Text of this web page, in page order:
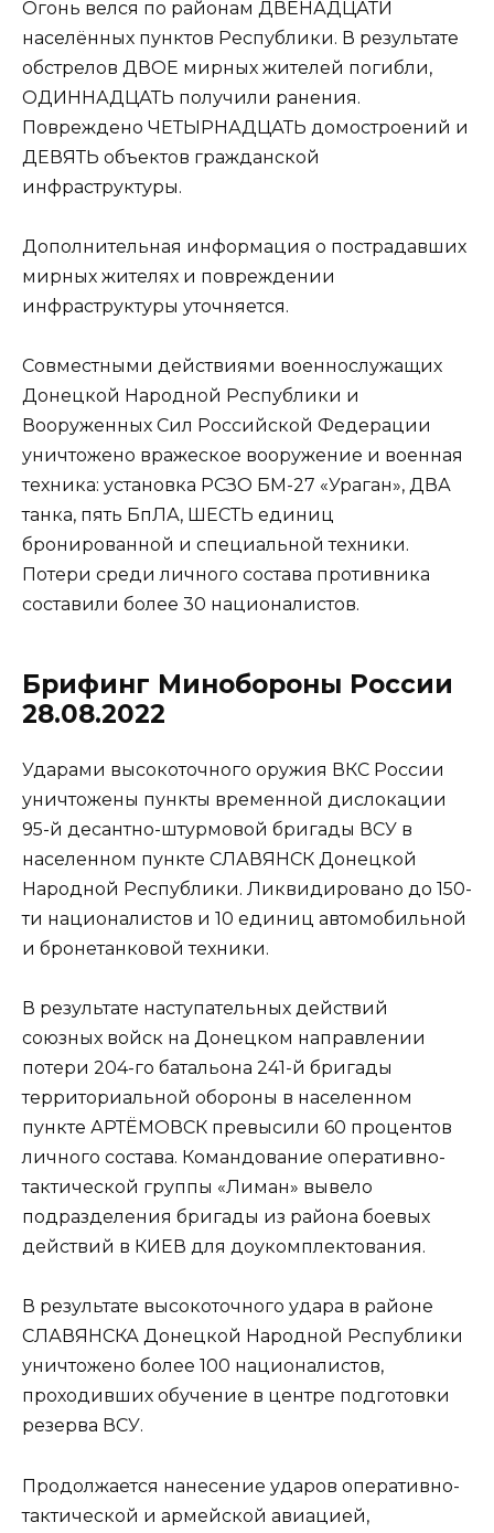
Огонь велся по районам ДВЕНАДЦАТИ
населённых пунктов Республики. В результате
обстрелов ДВОЕ мирных жителей погибли,
ОДИННАДЦАТЬ получили ранения.
Повреждено ЧЕТЫРНАДЦАТЬ домостроений и
ДЕВЯТЬ объектов гражданской
инфраструктуры.
Дополнительная информация о пострадавших
мирных жителях и повреждении
инфраструктуры уточняется.
Совместными действиями военнослужащих
Донецкой Народной Республики и
Вооруженных Сил Российской Федерации
уничтожено вражеское вооружение и военная
техника: установка РСЗО БМ-27 «Ураган», ДВА
танка, пять БпЛА, ШЕСТЬ единиц
бронированной и специальной техники.
Потери среди личного состава противника
составили более 30 националистов.
Брифинг Минобороны России
28.08.2022
Ударами высокоточного оружия ВКС России
уничтожены пункты временной дислокации
95-й десантно-штурмовой бригады ВСУ в
населенном пункте СЛАВЯНСК Донецкой
Народной Республики. Ликвидировано до 150-
ти националистов и 10 единиц автомобильной
и бронетанковой техники.
В результате наступательных действий
союзных войск на Донецком направлении
потери 204-го батальона 241-й бригады
территориальной обороны в населенном
пункте АРТЁМОВСК превысили 60 процентов
личного состава. Командование оперативно-
тактической группы «Лиман» вывело
подразделения бригады из района боевых
действий в КИЕВ для доукомплектования.
В результате высокоточного удара в районе
СЛАВЯНСКА Донецкой Народной Республики
уничтожено более 100 националистов,
проходивших обучение в центре подготовки
резерва ВСУ.
Продолжается нанесение ударов оперативно-
тактической и армейской авиацией,